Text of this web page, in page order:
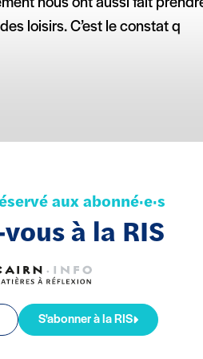
nous ont aussi fait
loisirs. C’est le constat q
aux abonné·e·s
à la RIS
S'abonner à la RIS